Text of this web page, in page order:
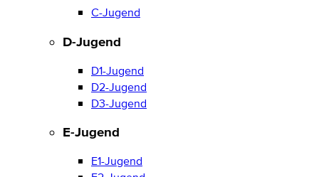
C-Jugend
D-Jugend
D1-Jugend
D2-Jugend
D3-Jugend
E-Jugend
E1-Jugend